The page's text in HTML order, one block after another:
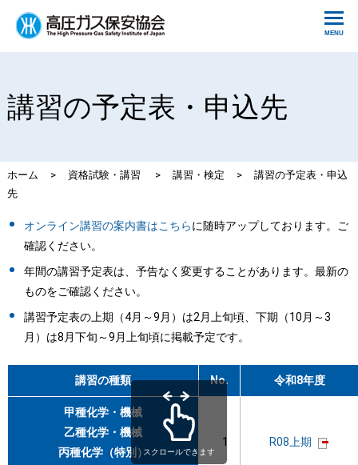
講習の予定表・申込先
ホーム > 資格試験・講習 > 講習・検定 >
講習の予定表・申込
先
オンライン講習の案内書はこちらに随時アップしております。ご
確認ください。
年間の講習予定表は、予告なく変更することがあります。最新の
ものをご確認ください。
講習予定表の上期（4月～9月）は2月上旬頃、下期（10月～3
月）は8月下旬～9月上旬頃に掲載予定です。
講習の種類 No. 令和8年度
甲種化学・機械
乙種化学・機械
丙種化学（特別）
1 R08上期